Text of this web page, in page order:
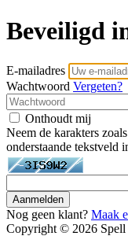
Beveiligd
E-mailadres
Wachtwoord Vergeten?
Onthoudt mij
Neem de karakters
onderstaande tekstveld
Aanmelden
Nog geen klant? Maak
Copyright © 2026 Spell